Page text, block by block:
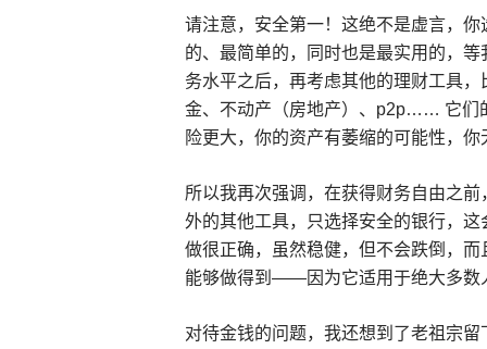
请注意，安全第一！这绝不是虚言，
的、最简单的，同时也是最实用的，
务水平之后，再考虑其他的理财工具
金、不动产（房地产）、p2p…… 它们
险更大，你的资产有萎缩的可能性，
所以我再次强调，在获得财务自由之
外的其他工具，只选择安全的银行，
做很正确，虽然稳健，但不会跌倒，
能够做得到——因为它适用于绝大多数
对待金钱的问题，我还想到了老祖宗